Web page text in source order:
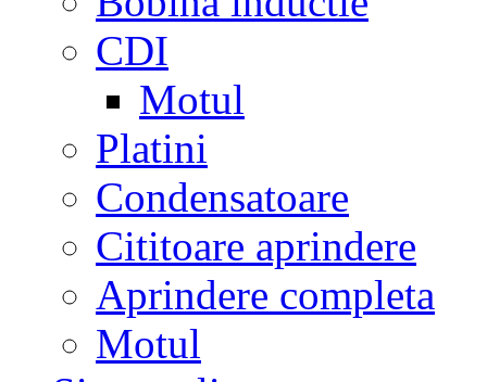
CDI
Motul
Platini
Condensatoare
Cititoare aprindere
Aprindere completa
Motul